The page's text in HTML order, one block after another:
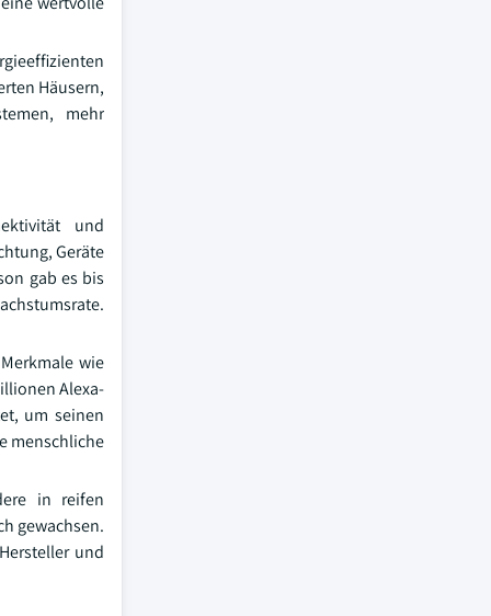
Häusern,
mehr
und
Geräte
gab es bis
wie
Alexa-
um seinen
menschliche
in reifen
gewachsen.
und